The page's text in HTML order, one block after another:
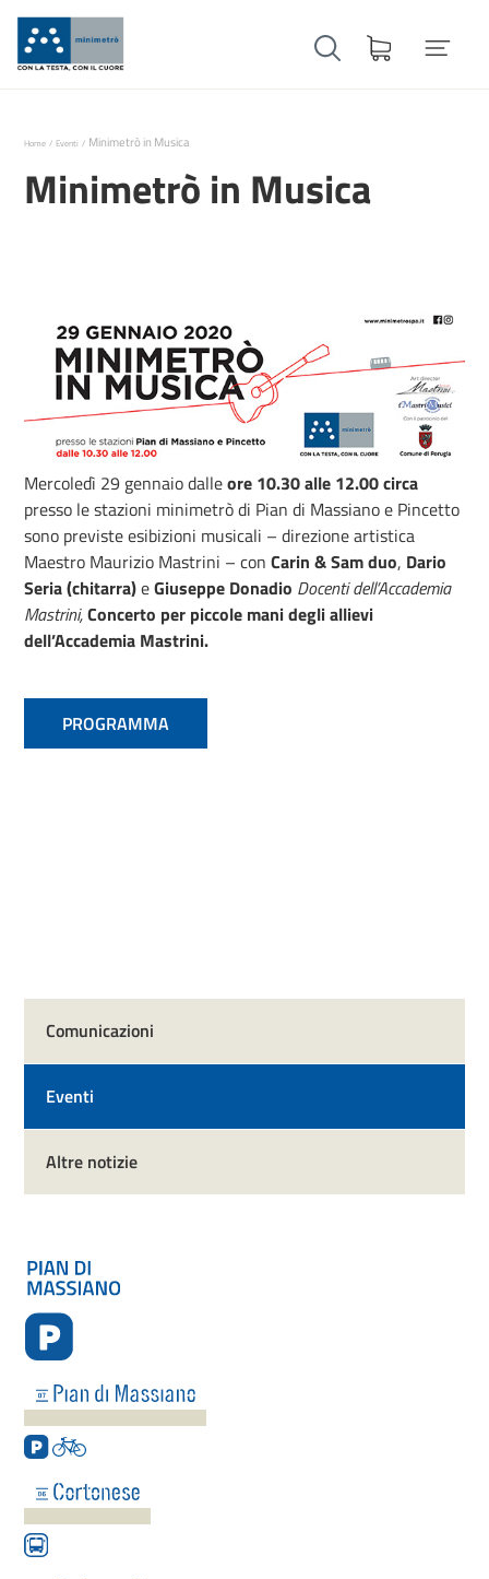
Home Eventi Minimetrò in Musica
Minimetrò in Musica
Mercoledì 29 gennaio dalleore 10.30 alle 12.00 circa
presso le stazioni minimetrò di Pian di Massiano e Pincetto
sono previste esibizioni musicali – direzione artistica
Maestro Maurizio Mastrini – conCarin & Sam duo, Dario
Seria (chitarra)eGiuseppe Donadio Docenti dell’Accademia
Mastrini,Concerto per piccole mani degli allievi
dell’Accademia Mastrini.
PROGRAMMA
Comunicazioni
Eventi
Altre notizie